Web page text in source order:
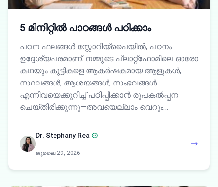
5 മിനിറ്റിൽ പാഠങ്ങൾ പഠിക്കാം
പഠന ഫലങ്ങൾ സ്റ്റോറിയ്പൈയിൽ, പഠനം
ഉദ്ദേശ്യപരമാണ്. നമ്മുടെ പ്ലാറ്റ്‌ഫോമിലെ ഓരോ
കഥയും കുട്ടികളെ ആകർഷകമായ ആളുകൾ,
സ്ഥലങ്ങൾ, ആശയങ്ങൾ, സംഭവങ്ങൾ
എന്നിവയെക്കുറിച്ച് പഠിപ്പിക്കാൻ രൂപകൽപ്പന
ചെയ്തിരിക്കുന്നു—അവയെല്ലാം വെറും…
Dr. Stephany Rea
ജൂലൈ 29, 2026